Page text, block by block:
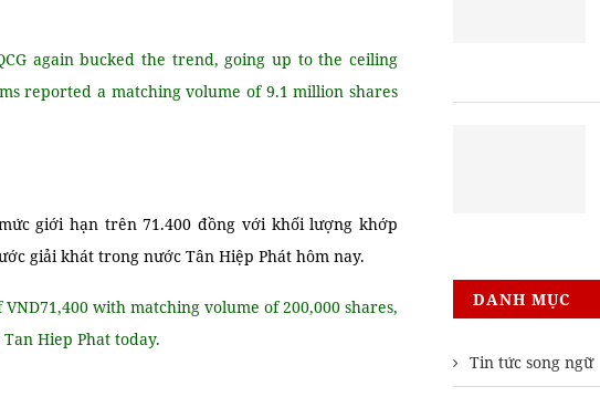
again bucked the trend, going up to the ceiling
reported a matching volume of 9.1 million shares
giới hạn trên 71.400 đồng với khối lượng khớp
giải khát trong nước Tân Hiệp Phát hôm nay.
with matching volume of 200,000 shares,
Hiep Phat today.
DANH MỤC
Tin tức song ngữ